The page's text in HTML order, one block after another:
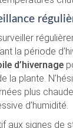
la période
d’hivernage
la plante.
plus
d’humidité.
aux signes de